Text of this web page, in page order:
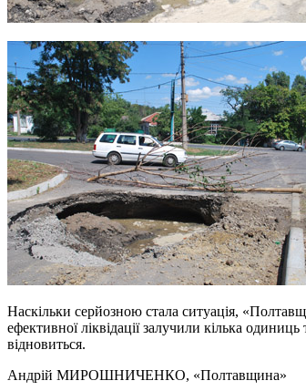
Наскільки серйозною стала ситуація,
ефективної ліквідації залучили кілька
відновиться.
Андрій МИРОШНИЧЕНКО, «Полтавщина»